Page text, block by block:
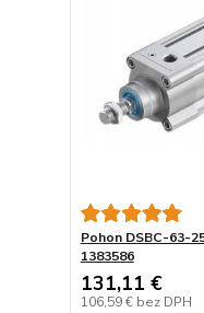
Pohon DSBC-63-
1383586
131,11 €
106,59 € bez DPH